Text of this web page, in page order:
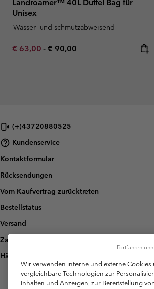
Landroamer™ 40L Duffel Bag für
Unisex
Wasser- und schmutzabweisend
Minimum sale price:
€ 63,00 - Maximum price:
€ 90,00
(+)43720880525
Kundenservice
Kontaktformular
Rücksendungen
Vom Kaufvertrag zurücktreten
Bestellstatus
Versand
Zahlung
Häufig gestellte Fragen
Wir verwenden interne und externe Cookies
vergleichbare Technologien zur
Inhalten und Anzeigen, zur Bereitstellung
Fortfahren